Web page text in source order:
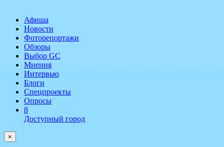
Афиша
Новости
Фоторепортажи
Обзоры
Выбор GC
Мнения
Интервью
Блоги
Спецпроекты
Опросы
β
Доступный город
×